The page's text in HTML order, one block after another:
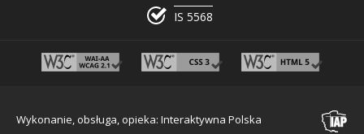
IS 5568
Wykonanie, obsługa, opieka: Interaktywna Polska